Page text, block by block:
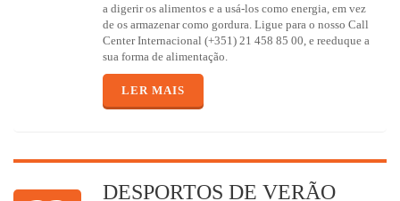
a digerir os alimentos e a usá-los como energia, em vez
de os armazenar como gordura. Ligue para o nosso Call
Center Internacional (+351) 21 458 85 00, e reeduque a
sua forma de alimentação.
LER MAIS
DESPORTOS DE VERÃO